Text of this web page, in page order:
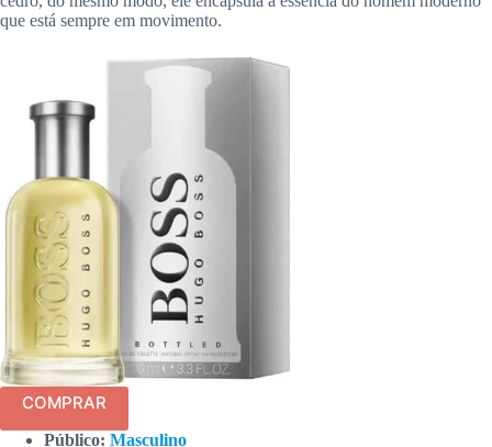
que está sempre em movimento.
COMPRAR
Público: Masculino